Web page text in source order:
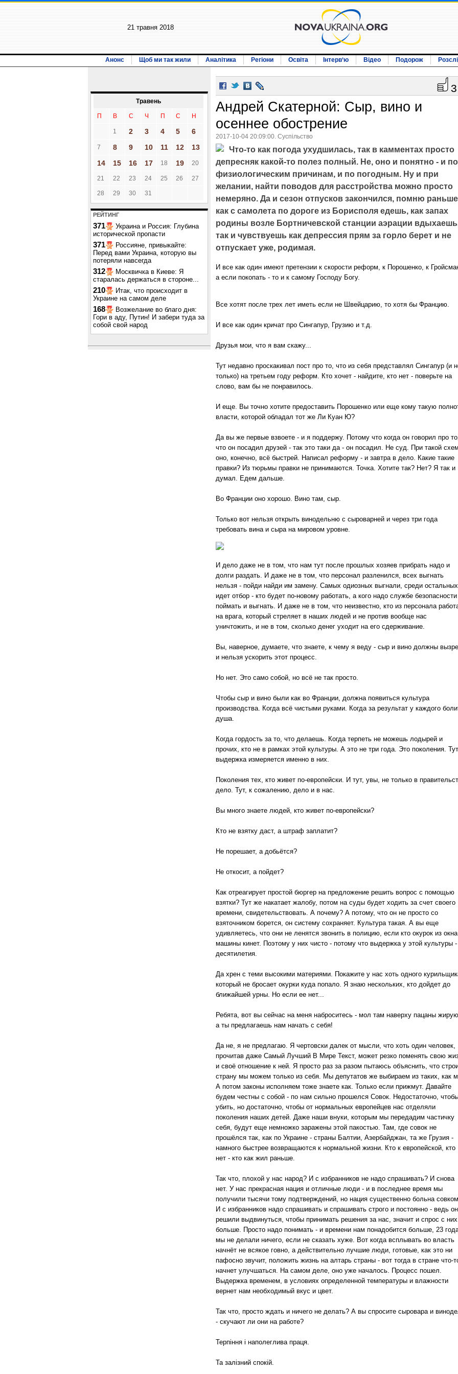
21 травня 2018
Анонс Щоб ми так жили Аналітика Регіони Освіта Інтерв‘ю Відео Подорож
Травень
П В С Ч П С Н
1 2 3 4 5 6
7 8 9 10 11 12
13
14
15 16 17 18 19 20
21 22 23 24 25 26 27
28 29 30 31
РЕЙТИНГ
371
Украина и Россия: Глубина
исторической пропасти
371
Россияне, привыкайте:
Перед вами Украина, которую вы
потеряли навсегда
312
Москвичка в Киеве: Я
старалась держаться в стороне...
210
Итак, что происходит в
Украине на самом деле
168
Возжелание во благо дня:
Гори в аду, Путин! И забери туда за
собой свой народ
3
Андрей Скатерной: Сыр, вино и
осеннее обострение
2017-10-04 20:09:00. Суспільство
Что-то как погода ухудшилась, так в камментах просто
депресняк какой-то полез полный. Не, оно и понятно - и по
физиологическим причинам, и по погодным. Ну и при
желании, найти поводов для расстройства можно просто
немеряно. Да и сезон отпусков закончился, помню раньше
как с самолета по дороге из Борисполя едешь, как запах
родины возле Бортничевской станции аэрации
так и чувствуешь как депрессия прям за горло берет и не
отпускает уже, родимая.
И все как один имеют претензии к скорости реформ, к Порошенко, к
а если покопать - то и к самому Господу Богу.
Все хотят после трех лет иметь если не Швейцарию, то хотя бы Францию.
И все как один кричат про Сингапур, Грузию и т.д.
Друзья мои, что я вам скажу...
Тут недавно проскакивал пост про то, что из себя представлял Сингапур (и
только) на третьем году реформ. Кто хочет - найдите, кто нет - поверьте на
слово, вам бы не понравилось.
И еще. Вы точно хотите предоставить Порошенко или еще кому такую
власти, которой обладал тот же Ли Куан Ю?
Да вы же первые взвоете - и я поддержу. Потому что когда он говорил про
что он посадил друзей - так это таки да - он посадил. Не суд. При такой
оно, конечно, всё быстрей. Написал реформу - и завтра в дело. Какие такие
правки? Из тюрьмы правки не принимаются. Точка. Хотите так? Нет? Я так и
думал. Едем дальше.
Во Франции оно хорошо. Вино там, сыр.
Только вот нельзя открыть винодельню с сыроварней и через три года
требовать вина и сыра на мировом уровне.
И дело даже не в том, что нам тут после прошлых хозяев прибрать надо и
долги раздать. И даже не в том, что персонал разленился, всех выгнать
нельзя - пойди найди им замену. Самых одиозных выгнали, среди остальных
идет отбор - кто будет по-новому работать, а кого надо службе безопасности
поймать и выгнать. И даже не в том, что неизвестно, кто из персонала
на врага, который стреляет в наших людей и не против вообще нас
уничтожить, и не в том, сколько денег уходит на его сдерживание.
Вы, наверное, думаете, что знаете, к чему я веду - сыр и вино должны
и нельзя ускорить этот процесс.
Но нет. Это само собой, но всё не так просто.
Чтобы сыр и вино были как во Франции, должна появиться культура
производства. Когда всё чистыми руками. Когда за результат у каждого
душа.
Когда гордость за то, что делаешь. Когда терпеть не можешь лодырей и
прочих, кто не в рамках этой культуры. А это не три года. Это поколения. Тут
выдержка измеряется именно в них.
Поколения тех, кто живет по-европейски. И тут, увы, не только в
дело. Тут, к сожалению, дело и в нас.
Вы много знаете людей, кто живет по-европейски?
Кто не взятку даст, а штраф заплатит?
Не порешает, а добьётся?
Не откосит, а пойдет?
Как отреагирует простой бюргер на предложение решить вопрос с помощью
взятки? Тут же накатает жалобу, потом на суды будет ходить за счет своего
времени, свидетельствовать. А почему? А потому, что он не просто со
взяточником борется, он систему сохраняет. Культура такая. А вы еще
удивляетесь, что они не ленятся звонить в полицию, если кто окурок из окна
машины кинет. Поэтому у них чисто - потому что выдержка у этой культуры -
десятилетия.
Да хрен с теми высокими материями. Покажите у нас хоть одного
который не бросает окурки куда попало. Я знаю нескольких, кто дойдет до
ближайшей урны. Но если ее нет...
Ребята, вот вы сейчас на меня наброситесь - мол там наверху пацаны
а ты предлагаешь нам начать с себя!
Да не, я не предлагаю. Я чертовски далек от мысли, что хоть один человек,
прочитав даже Самый Лучший В Мире Текст, может резко поменять свою
и своё отношение к ней. Я просто раз за разом пытаюсь объяснить, что
страну мы можем только из себя. Мы депутатов же выбираем из таких, как
А потом законы исполняем тоже знаете как. Только если прижмут. Давайте
будем честны с собой - по нам сильно прошелся Совок. Недостаточно,
убить, но достаточно, чтобы от нормальных европейцев нас отделяли
поколения наших детей. Даже наши внуки, которым мы передадим частичку
себя, будут еще немножко заражены этой пакостью. Там, где совок не
прошёлся так, как по Украине - страны Балтии, Азербайджан, та же Грузия -
намного быстрее возвращаются к нормальной жизни. Кто к европейской, кто
нет - кто как жил раньше.
Так что, плохой у нас народ? И с избранников не надо спрашивать? И снова
нет. У нас прекрасная нация и отличные люди - и в последнее время мы
получили тысячи тому подтверждений, но нация существенно больна совком.
И с избранников надо спрашивать и спрашивать строго и постоянно - ведь
решили выдвинуться, чтобы принимать решения за нас, значит и спрос с них
больше. Просто надо понимать - и времени нам понадобится больше, 23
мы не делали ничего, если не сказать хуже. Вот когда всплывать во власть
начнёт не всякое говно, а действительно лучшие люди, готовые, как это ни
пафосно звучит, положить жизнь на алтарь страны - вот тогда в стране что-
начнет улучшаться. На самом деле, оно уже началось. Процесс пошел.
Выдержка временем, в условиях определенной температуры и влажности
вернет нам необходимый вкус и цвет.
Так что, просто ждать и ничего не делать? А вы спросите сыровара и
- скучают ли они на работе?
Терпіння і наполеглива праця.
Та залізний спокій.